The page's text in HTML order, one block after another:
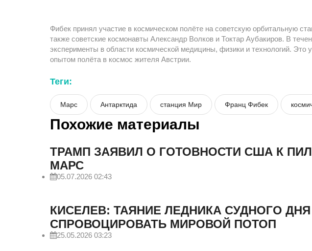
Фибек принял участие в космическом полёте на советскую орбитальную
также советские космонавты Александр Волков и Токтар Аубакиров. В
эксперименты в области космической медицины, физики и технологий. Это
опытом полёта в космос жителя Австрии.
Теги:
Марс Антарктида станция Мир Франц Фибек
Похожие материалы
ТРАМП ЗАЯВИЛ О ГОТОВНОСТИ США К
МАРС
05.07.2026 02:43
КИСЕЛЕВ: ТАЯНИЕ ЛЕДНИКА СУДНОГО
СПРОВОЦИРОВАТЬ МИРОВОЙ ПОТОП
25.05.2026 03:23